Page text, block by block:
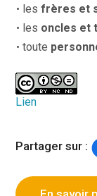
lesfrères et
les oncles et
toute
Lien
Partager sur :